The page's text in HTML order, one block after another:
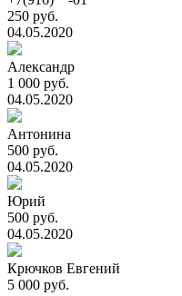
250 руб.
04.05.2020
Александр
1 000 руб.
04.05.2020
Антонина
500 руб.
04.05.2020
Юрий
500 руб.
04.05.2020
Крючков Евгений
5 000 руб.